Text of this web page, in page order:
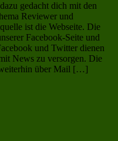
gedacht dich mit den
Reviewer und
ist die Webseite. Die
Facebook-Seite und
und Twitter dienen
News zu versorgen. Die
über Mail […]